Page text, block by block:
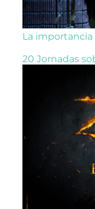
La
20 Jornadas